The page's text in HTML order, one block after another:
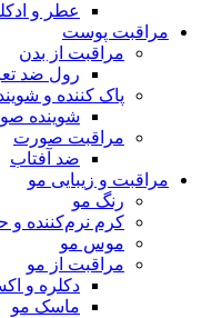
عطر و
مراقبت پوست
مراقبت از بدن
رول ضد
پاک کننده و
شوینده
مراقبت صورت
ضد آفتاب
مراقبت و زیبایی مو
رنگ مو
کرم نرم‌کننده و
موس مو
مراقبت از مو
دکلره و
ماسک مو